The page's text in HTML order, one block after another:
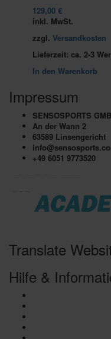
129,00 €
inkl. MwSt.
zzgl. Versandkosten
Lieferzeit: ca. 2-3
In den Warenkorb
Impressum
SENSOSPORTS
An der Wann 2
63589 Linsengericht
+49 6051 9773520
Translate
Hilfe &